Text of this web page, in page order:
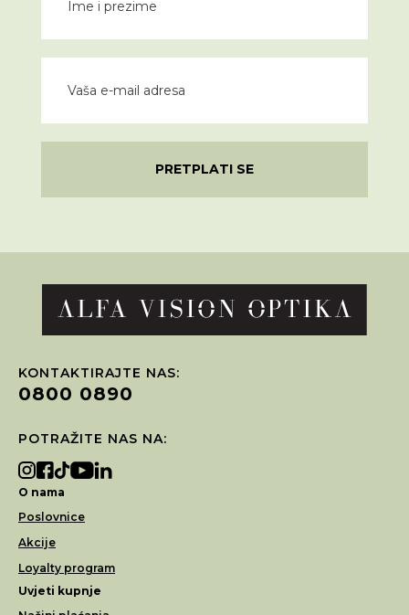
PRETPLATI SE
KONTAKTIRAJTE NAS:
0800 0890
POTRAŽITE NAS NA:
O nama
Poslovnice
Akcije
Loyalty program
Uvjeti kupnje